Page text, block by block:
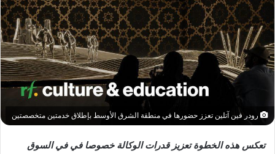
رودر فين آتلين تعزز حضورها في منطقة الشرق الأوسط بإطلاق خدمتين متخصصتين
تعكس هذه الخطوة تعزيز قدرات الوكالة خصوصا في في السوق